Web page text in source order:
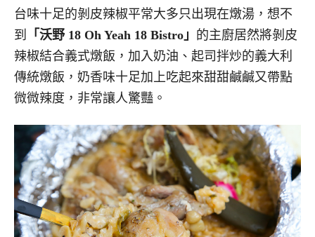
台味十足的剝皮辣椒平常大多只出現在燉湯，想不
到
「沃野 18 Oh Yeah 18 Bistro」 的主廚居然將剝皮
辣椒結合義式燉飯，加入奶油、起司拌炒的義大利
傳統燉飯，奶香味十足加上吃起來甜甜鹹鹹又帶點
微微辣度，非常讓人驚豔。